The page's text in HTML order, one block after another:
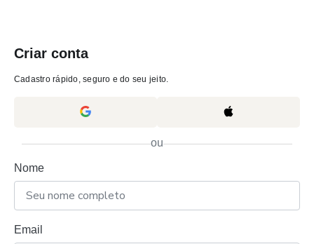
Criar conta
Cadastro rápido, seguro e do seu jeito.
ou
Nome
Email